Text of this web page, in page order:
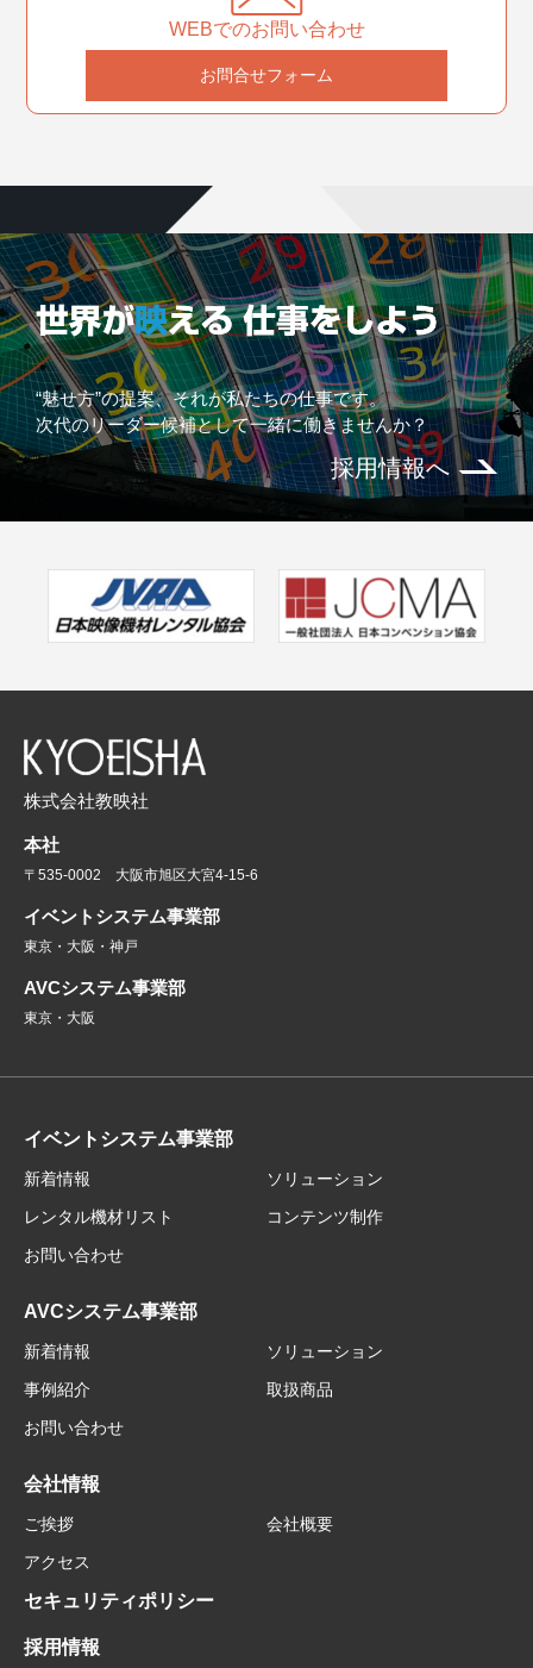
WEBでのお問い合わせ
お問合せフォーム
“魅せ方”の提案、それが私たちの仕事です。
次代のリーダー候補として一緒に働きませんか？
採用情報へ
株式会社教映社
本社
〒535-0002 大阪市旭区大宮4-15-6
イベントシステム事業部
東京・大阪・神戸
AVCシステム事業部
東京・大阪
イベントシステム事業部
新着情報
ソリューション
レンタル機材リスト
コンテンツ制作
お問い合わせ
AVCシステム事業部
新着情報
ソリューション
事例紹介
取扱商品
お問い合わせ
会社情報
ご挨拶
会社概要
アクセス
セキュリティポリシー
採用情報